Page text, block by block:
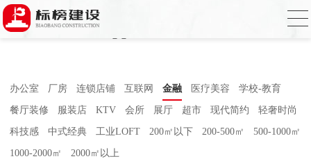
哈密瓜视频,哈密瓜视频app,哈密瓜视频下
载,哈密瓜视频app下载安装
办公室 厂房 连锁店铺 互联网 金融 医疗美容 学校-教育
餐厅装修 服装店 KTV 会所 展厅 超市 现代简约 轻奢时尚
科技感 中式经典 工业LOFT 200㎡以下 200-500㎡ 500-1000㎡
1000-2000㎡ 2000㎡以上